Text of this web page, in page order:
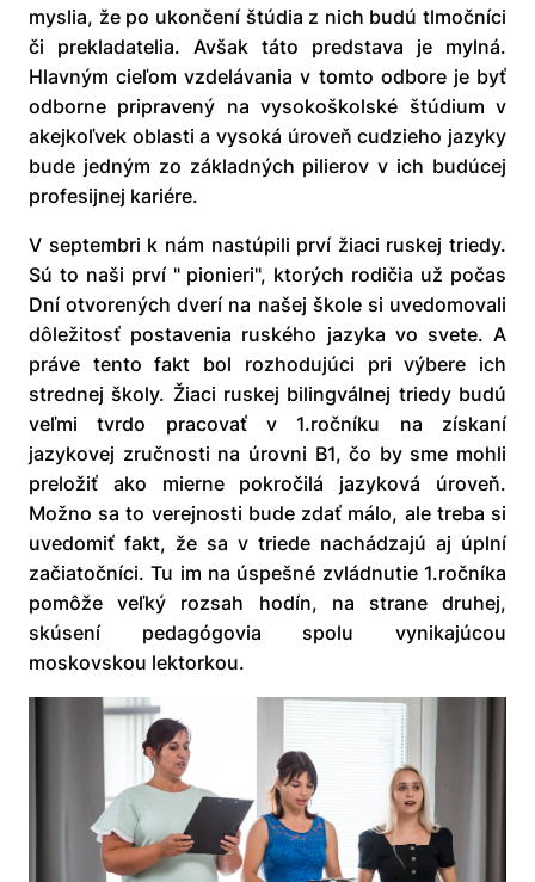
myslia, že po ukončení štúdia z nich budú tlmočníci
či prekladatelia. Avšak táto predstava je mylná.
Hlavným cieľom vzdelávania v tomto odbore je byť
odborne pripravený na vysokoškolské štúdium v
akejkoľvek oblasti a vysoká úroveň cudzieho jazyky
bude jedným zo základných pilierov v ich budúcej
profesijnej kariére.
V septembri k nám nastúpili prví žiaci ruskej triedy.
Sú to naši prví " pionieri", ktorých rodičia už počas
Dní otvorených dverí na našej škole si uvedomovali
dôležitosť postavenia ruského jazyka vo svete. A
práve tento fakt bol rozhodujúci pri výbere ich
strednej školy. Žiaci ruskej bilingválnej triedy budú
veľmi tvrdo pracovať v 1.ročníku na získaní
jazykovej zručnosti na úrovni B1, čo by sme mohli
preložiť ako mierne pokročilá jazyková úroveň.
Možno sa to verejnosti bude zdať málo, ale treba si
uvedomiť fakt, že sa v triede nachádzajú aj úplní
začiatočníci. Tu im na úspešné zvládnutie 1.ročníka
pomôže veľký rozsah hodín, na strane druhej,
skúsení pedagógovia spolu vynikajúcou
moskovskou lektorkou.